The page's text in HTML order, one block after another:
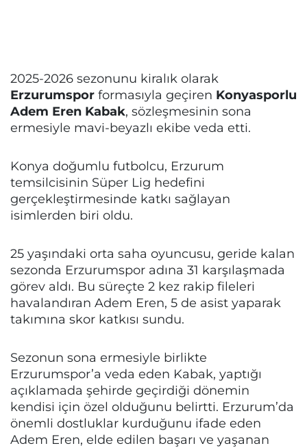
2025-2026 sezonunu kiralık olarak
Erzurumspor formasıyla geçiren Konyasporlu
Adem Eren Kabak, sözleşmesinin sona
ermesiyle mavi-beyazlı ekibe veda etti.
Konya doğumlu futbolcu, Erzurum
temsilcisinin Süper Lig hedefini
gerçekleştirmesinde katkı sağlayan
isimlerden biri oldu.
25 yaşındaki orta saha oyuncusu, geride kalan
sezonda Erzurumspor adına 31 karşılaşmada
görev aldı. Bu süreçte 2 kez rakip fileleri
havalandıran Adem Eren, 5 de asist yaparak
takımına skor katkısı sundu.
Sezonun sona ermesiyle birlikte
Erzurumspor’a veda eden Kabak, yaptığı
açıklamada şehirde geçirdiği dönemin
kendisi için özel olduğunu belirtti. Erzurum’da
önemli dostluklar kurduğunu ifade eden
Adem Eren, elde edilen başarı ve yaşanan